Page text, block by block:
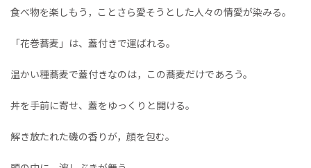
食べ物を楽しもう，ことさら愛そうとした人々の情愛が染みる。
「花巻蕎麦」は、蓋付きで運ばれる。
温かい種蕎麦で蓋付きなのは，この蕎麦だけであろう。
丼を手前に寄せ、蓋をゆっくりと開ける。
解き放たれた磯の香りが，顔を包む。